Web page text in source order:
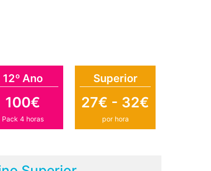
12º Ano
100€
Pack 4 horas
Superior
27€ - 32€
por hora